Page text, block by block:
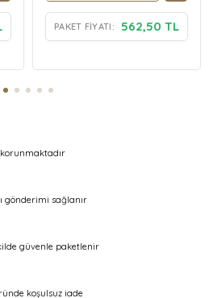
PAKET FIYATI: 562,50 TL
korunmaktadır
gönderimi sağlanır
güvenle paketlenir
koşulsuz iade